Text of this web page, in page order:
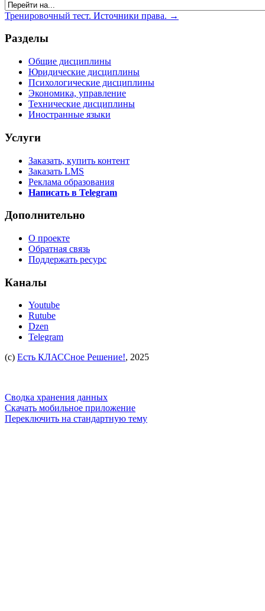
Тренировочный тест. Источники права. →
Разделы
Общие дисциплины
Юридические дисциплины
Психологические дисциплины
Экономика, управление
Технические дисциплины
Иностранные языки
Услуги
Заказать, купить контент
Заказать LMS
Реклама образования
Написать в Telegram
Дополнительно
О проекте
Обратная связь
Поддержать ресурс
Каналы
Youtube
Rutube
Dzen
Telegram
(c) Есть КЛАССное Решение!, 2025
Сводка хранения данных
Скачать мобильное приложение
Переключить на стандартную тему